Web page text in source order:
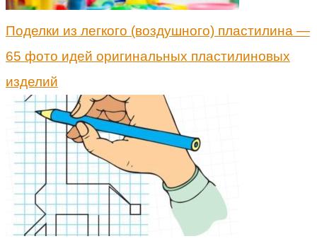
Поделки из легкого (воздушного) пластилина —
65 фото идей оригинальных пластилиновых
изделий